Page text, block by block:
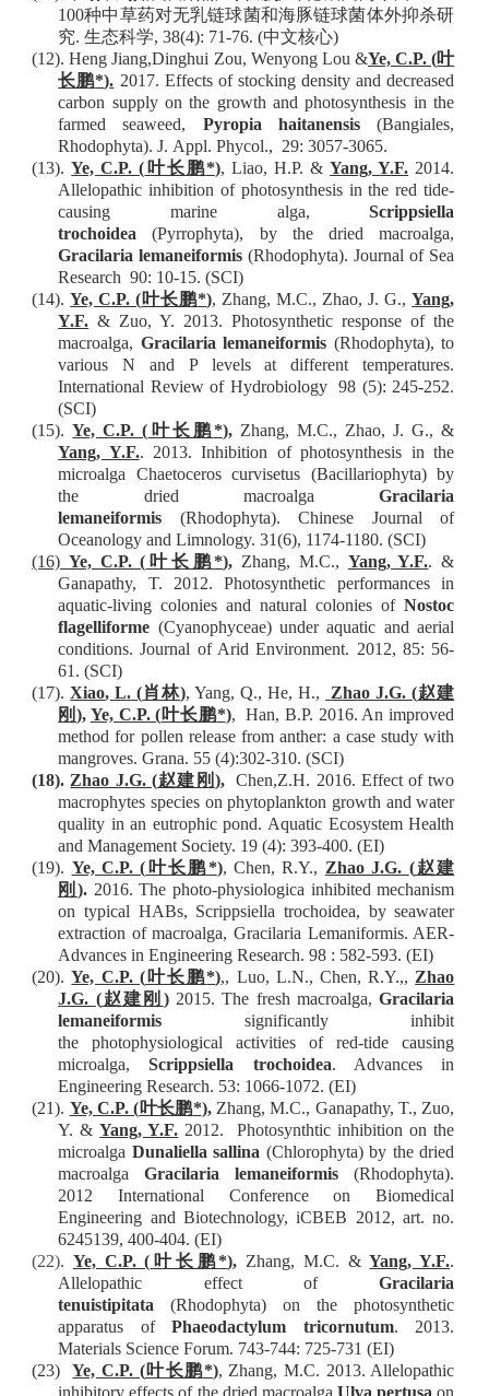
100种中草药对无乳链球菌和海豚链球菌体外抑杀研
究.生态科学, 38(4): 71-76. (中文核心)
(12).Heng Jiang,Dinghui Zou, Wenyong Lou &Ye, C.P. (叶
长鹏*). 2017. Effects of stocking density and decreased
carbon supply on the growth and photosynthesis in the
farmed seaweed,
Pyropia haitanensis(Bangiales,
Rhodophyta).J. Appl. Phycol., 29: 3057-3065.
(13).Ye, C.P. ( 叶长鹏*), Liao, H.P. &Yang, Y.F. 2014.
Allelopathic inhibition of photosynthesis in the red tide-
causing marine alga,Scrippsiella
trochoidea (Pyrrophyta), by the dried macroalga,
Gracilaria lemaneiformis (Rhodophyta). Journal of Sea
Research 90: 10-15. (SCI)
(14).Ye, C.P. (叶长鹏*), Zhang, M.C., Zhao, J. G.,Yang,
Y.F. & Zuo, Y. 2013. Photosynthetic response of the
macroalga, Gracilaria lemaneiformis (Rhodophyta), to
various N and P levels at different temperatures.
International Review of Hydrobiology 98 (5): 245-252.
(SCI)
(15).Ye, C.P. ( 叶长鹏*),Zhang, M.C., Zhao, J. G., &
Yang, Y.F.. 2013. Inhibition of photosynthesis in the
microalga Chaetoceros curvisetus (Bacillariophyta) by
the dried macroalgaGracilaria
lemaneiformis (Rhodophyta). Chinese Journal of
Oceanology and Limnology. 31(6), 1174-1180.(SCI)
(16) Ye, C.P. ( 叶长鹏*), Zhang, M.C., Yang, Y.F.. &
Ganapathy, T. 2012.
Photosynthetic performancesin
aquatic-living colonies and natural colonies ofNostoc
flagelliforme (Cyanophyceae) under aquatic and aerial
conditions. Journal of Arid Environment. 2012, 85: 56-
61. (SCI)
(17).Xiao,L. (肖林), Yang, Q.,He, H., Zhao J.G.(赵建
刚 ), Ye, C.P. (叶长鹏*), Han, B.P. 2016. An improved
method for pollen release from anther: a case study with
mangroves. Grana. 55 (4):302-310. (SCI)
(18). Zhao J.G. (赵建刚 ),Chen,Z.H. 2016. Effect of two
macrophytes species on phytoplankton growth and water
quality in an eutrophic pond. Aquatic Ecosystem Health
and Management Society. 19 (4): 393-400. (EI)
(19). Ye, C.P. ( 叶长鹏*), Chen, R.Y., Zhao J.G. (赵建
刚 ).2016. The photo-physiologica inhibited mechanism
on typical HABs, Scrippsiella trochoidea, by seawater
extraction of macroalga, Gracilaria Lemaniformis. AER-
Advances in Engineering Research. 98 : 582-593. (EI)
(20).Ye, C.P. (叶长鹏*),, Luo, L.N., Chen, R.Y.,, Zhao
J.G. (赵建刚 )2015. The fresh macroalga,Gracilaria
lemaneiformis significantly inhibit
the
photophysiological activities of red-tide causing
microalga,Scrippsiella trochoidea. Advances in
Engineering Research. 53: 1066-1072. (EI)
(21). Ye, C.P. (叶长鹏*), Zhang, M.C., Ganapathy, T., Zuo,
Y. &Yang, Y.F. 2012. Photosynthtic inhibition on the
microalga Dunaliella sallina (Chlorophyta) by the dried
macroalgaGracilaria lemaneiformis (Rhodophyta).
2012 International Conference on Biomedical
Engineering and Biotechnology, iCBEB 2012, art. no.
6245139, 400-404. (EI)
(22). Ye, C.P. ( 叶长鹏*), Zhang, M.C. &Yang, Y.F..
Allelopathic effect ofGracilaria
tenuistipitata (Rhodophyta) on the photosynthetic
apparatus ofPhaeodactylum tricornutum. 2013.
Materials Science Forum. 743-744: 725-731 (EI)
(23)
Ye, C.P. (叶长鹏*), Zhang, M.C. 2013. Allelopathic